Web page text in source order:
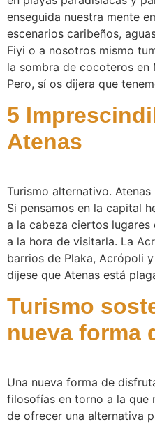
enseguida nuestra mente
escenarios caribeños,
Fiyi o a nosotros mismo
la sombra de cocoteros en
Pero, sí os dijera que
5
Atenas
Turismo alternativo.
Si pensamos en la capital
a la cabeza ciertos
a la hora de visitarla. La
barrios de Plaka, Acrópoli
dijese que Atenas está
Turismo
nueva forma
Una nueva forma de
filosofías en torno a la que
de ofrecer una alternativa